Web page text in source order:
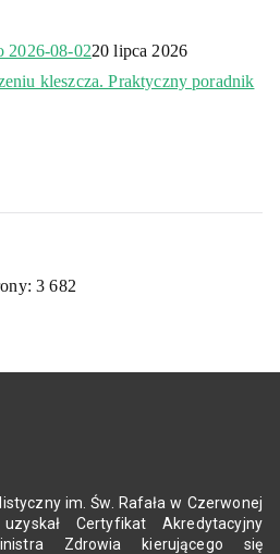
2026-08-0220 lipca 2026
kleszcza. Praktyczny poradnik
3 682
im. Św. Rafała w Czerwonej
Certyfikat Akredytacyjny
Zdrowia kierującego się